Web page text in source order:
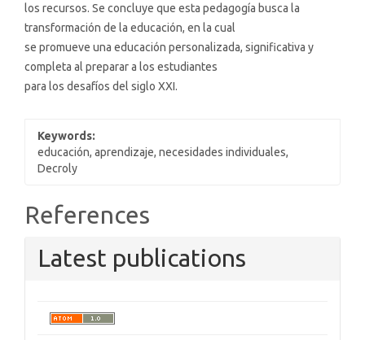
los recursos. Se concluye que esta pedagogía busca la
transformación de la educación, en la cual
se promueve una educación personalizada, significativa y
completa al preparar a los estudiantes
para los desafíos del siglo XXI.
Keywords:
educación, aprendizaje, necesidades individuales,
Decroly
Article
Details
References
Latest publications